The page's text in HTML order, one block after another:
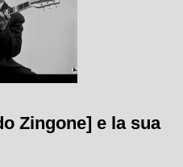
Zingone] e la sua